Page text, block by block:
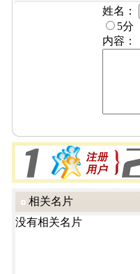
姓名：
5分
内容：
相关名片
没有相关名片